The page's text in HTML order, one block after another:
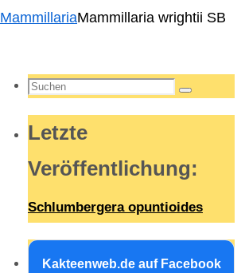
MammillariaMammillaria wrightii SB
Suchen
Suchen
Letzte
Veröffentlichung:
Schlumbergera opuntioides
Kakteenweb.de auf Facebook